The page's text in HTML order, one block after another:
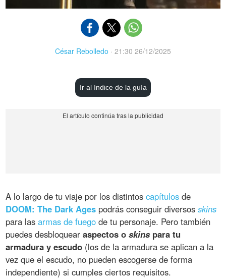
César Rebolledo · 21:30 26/12/2025
Ir al índice de la guía
A lo largo de tu viaje por los distintoscapítulos de
DOOM: The Dark Ages podrás conseguir diversosskins
para lasarmas de fuego de tu personaje. Pero también
puedes desbloquearaspectos oskinspara tu
armadura y escudo (los de la armadura se aplican a la
vez que el escudo, no pueden escogerse de forma
independiente) si cumples ciertos requisitos.